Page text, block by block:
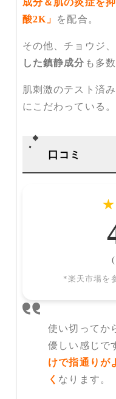
成分＆肌の炎症を
酸2K」
を配合。
その他、チョウジ
した鎮静成分 も多数
肌刺激のテスト済
にこだわっている。
口コミ
★
*楽天市場を
使い切ってか
優しい感じで
けで指通りが
く なります。